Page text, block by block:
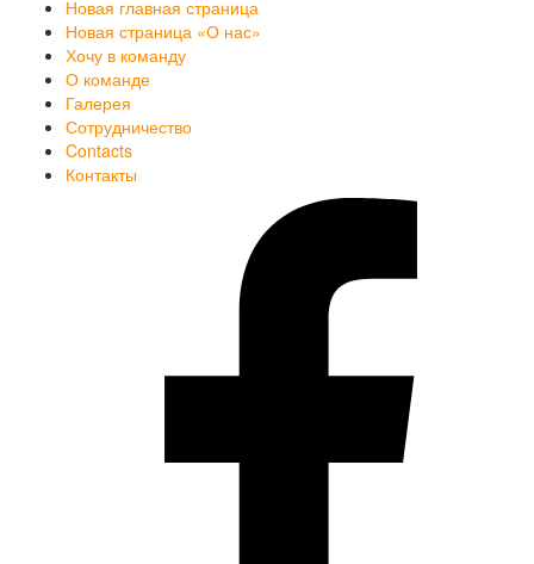
Новая главная страница
Новая страница «О нас»
Хочу в команду
О команде
Галерея
Сотрудничество
Contacts
Контакты